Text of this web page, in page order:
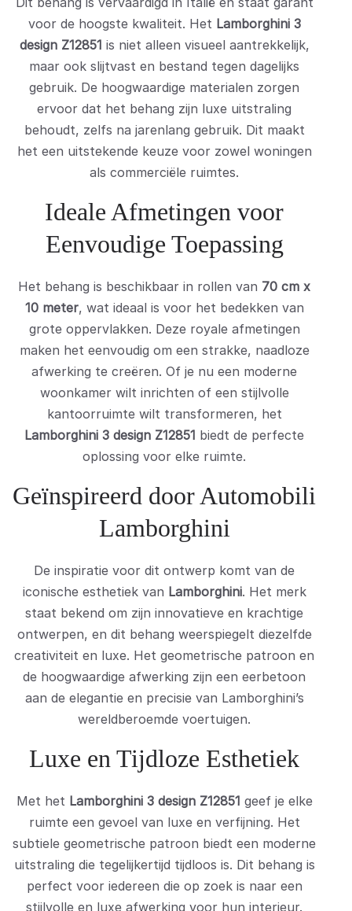
voor de hoogste kwaliteit. Het Lamborghini 3
design Z12851 is niet alleen visueel aantrekkelijk,
maar ook slijtvast en bestand tegen dagelijks
gebruik. De hoogwaardige materialen zorgen
ervoor dat het behang zijn luxe uitstraling
behoudt, zelfs na jarenlang gebruik. Dit maakt
het een uitstekende keuze voor zowel woningen
als commerciële ruimtes.
Ideale Afmetingen voor
Eenvoudige Toepassing
Het behang is beschikbaar in rollen van 70 cm x
10 meter, wat ideaal is voor het bedekken van
grote oppervlakken. Deze royale afmetingen
maken het eenvoudig om een strakke, naadloze
afwerking te creëren. Of je nu een moderne
woonkamer wilt inrichten of een stijlvolle
kantoorruimte wilt transformeren, het
Lamborghini 3 design Z12851 biedt de perfecte
oplossing voor elke ruimte.
Geïnspireerd door Automobili
Lamborghini
De inspiratie voor dit ontwerp komt van de
iconische esthetiek van Lamborghini. Het merk
staat bekend om zijn innovatieve en krachtige
ontwerpen, en dit behang weerspiegelt diezelfde
creativiteit en luxe. Het geometrische patroon en
de hoogwaardige afwerking zijn een eerbetoon
aan de elegantie en precisie van Lamborghini’s
wereldberoemde voertuigen.
Luxe en Tijdloze Esthetiek
Met het Lamborghini 3 design Z12851 geef je elke
ruimte een gevoel van luxe en verfijning. Het
subtiele geometrische patroon biedt een moderne
uitstraling die tegelijkertijd tijdloos is. Dit behang is
perfect voor iedereen die op zoek is naar een
stijlvolle en luxe afwerking voor hun interieur.